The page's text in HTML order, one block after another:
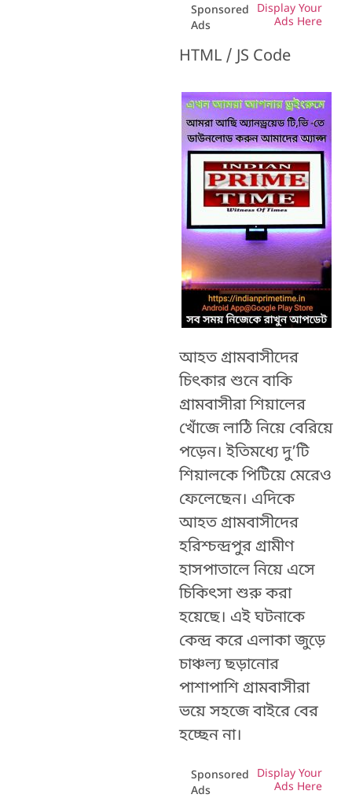
Sponsored
Ads
Display Your
Ads Here
HTML / JS Code
আহত গ্রামবাসীদের
চিৎকার শুনে বাকি
গ্রামবাসীরা শিয়ালের
খোঁজে লাঠি নিয়ে বেরিয়ে
পড়েন। ইতিমধ্যে দু’টি
শিয়ালকে পিটিয়ে মেরেও
ফেলেছেন। এদিকে
আহত গ্রামবাসীদের
হরিশ্চন্দ্রপুর গ্রামীণ
হাসপাতালে নিয়ে এসে
চিকিৎসা শুরু করা
হয়েছে। এই ঘটনাকে
কেন্দ্র করে এলাকা জুড়ে
চাঞ্চল্য ছড়ানোর
পাশাপাশি গ্রামবাসীরা
ভয়ে সহজে বাইরে বের
হচ্ছেন না।
Sponsored
Ads
Display Your
Ads Here